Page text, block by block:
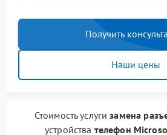
Получить
Наши цены
Стоимость услугизамена
устройства телефон